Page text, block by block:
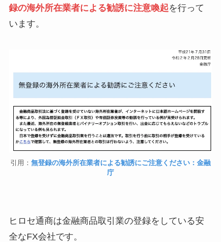
録の海外所在業者による勧誘に注意喚起を行って
います。
引用： 無登録の海外所在業者による勧誘にご注意ください：金融
庁
ヒロセ通商は金融商品取引業の登録をしている安
全なFX会社です。